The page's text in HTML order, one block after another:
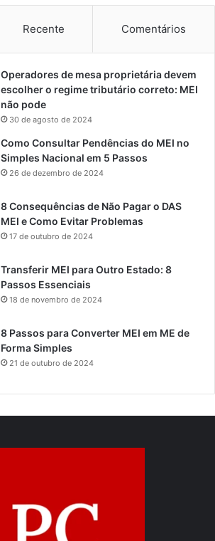
Recente Comentários
Operadores de mesa proprietária devem
escolher o regime tributário correto: MEI
não pode
30 de agosto de 2024
Como Consultar Pendências do MEI no
Simples Nacional em 5 Passos
26 de dezembro de 2024
8 Consequências de Não Pagar o DAS
MEI e Como Evitar Problemas
17 de outubro de 2024
Transferir MEI para Outro Estado: 8
Passos Essenciais
18 de novembro de 2024
8 Passos para Converter MEI em ME de
Forma Simples
21 de outubro de 2024